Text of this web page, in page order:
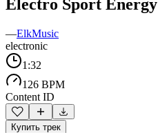
Electro Sport Energy
—ElkMusic
electronic
1:32
126 BPM
Content ID
Купить трек